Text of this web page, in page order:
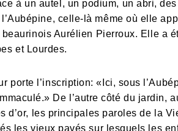
à un autel, un podium, un abri,
celle-là même où elle
Aurélien Pierroux. Elle a
et Lourdes.
porte l’inscription: «Ici, sous
De l’autre côté du jardin,
d’or, les principales paroles de la
les vieux pavés sur lesquels les